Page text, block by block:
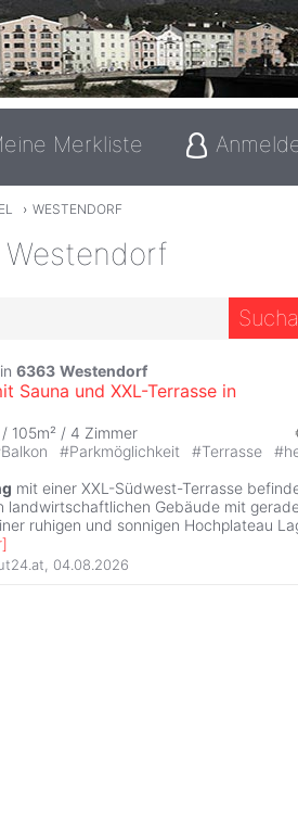
Merkliste
› WESTENDORF
in 6363 Westendorf
Sauna und XXL-Terrasse in
/ 105m² / 4 Zimmer
Balkon #Parkmöglichkeit #Terrasse #
mit einer XXL-Südwest-Terrasse
landwirtschaftlichen Gebäude mit
ruhigen und sonnigen Hochplateau
]
04.08.2026